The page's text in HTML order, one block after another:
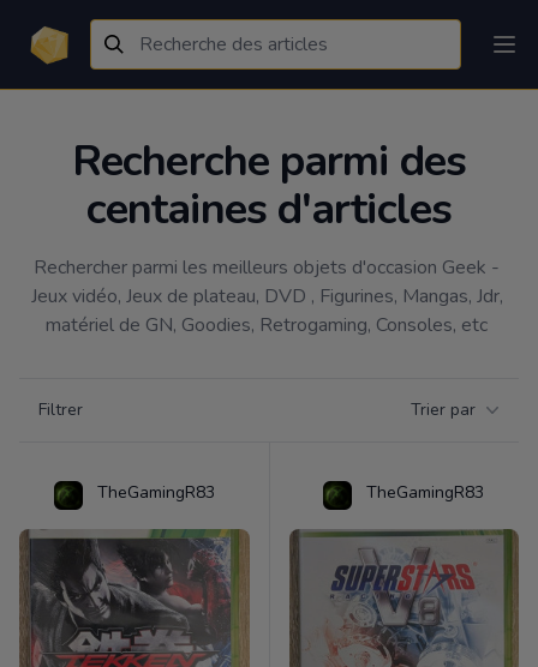
Recherche parmi des
centaines d'articles
Rechercher parmi les meilleurs objets d'occasion Geek -
Jeux vidéo, Jeux de plateau, DVD , Figurines, Mangas, Jdr,
matériel de GN, Goodies, Retrogaming, Consoles, etc
Filtrer Trier par
TheGamingR83 TheGamingR83